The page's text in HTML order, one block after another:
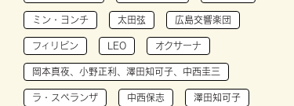
ミン・ヨンチ 太田弦 広島交響楽団
フィリピン LEO オクサーナ
岡本真夜、小野正利、澤田知可子、中西圭三
ラ・スペランザ 中西保志 澤田知可子